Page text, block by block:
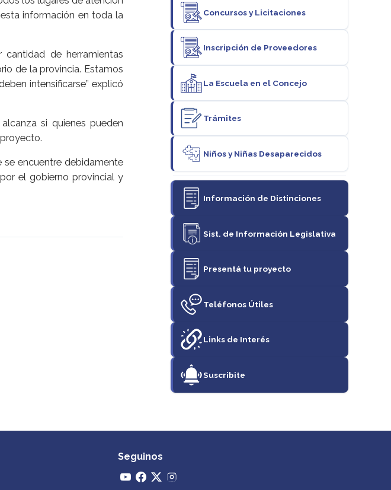
información en toda la
de herramientas
de la provincia. Estamos
intensificarse” explicó
si quienes pueden
se encuentre debidamente
el gobierno provincial y
Concursos y Licitaciones
Inscripción de Proveedores
La Escuela en el Concejo
Trámites
Niños y Niñas Desaparecidos
Información de Distinciones
Sist. de Información Legislativa
Presentá tu proyecto
Teléfonos Útiles
Links de Interés
Suscribite
Seguinos